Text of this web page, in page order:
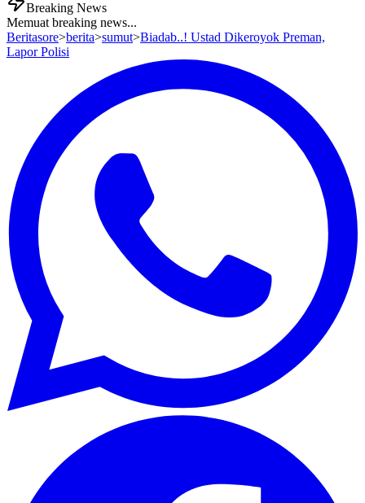
Breaking News
Memuat breaking news...
Beritasore>berita>sumut>Biadab..! Ustad Dikeroyok Preman,
Lapor Polisi